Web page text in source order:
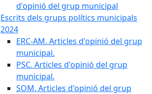
d'opinió del grup municipal
Escrits dels grups polítics municipals
2024
ERC-AM. Articles d'opinió del grup
municipal.
PSC. Articles d'opinió del grup
municipal.
SOM. Articles d'opinió del grup